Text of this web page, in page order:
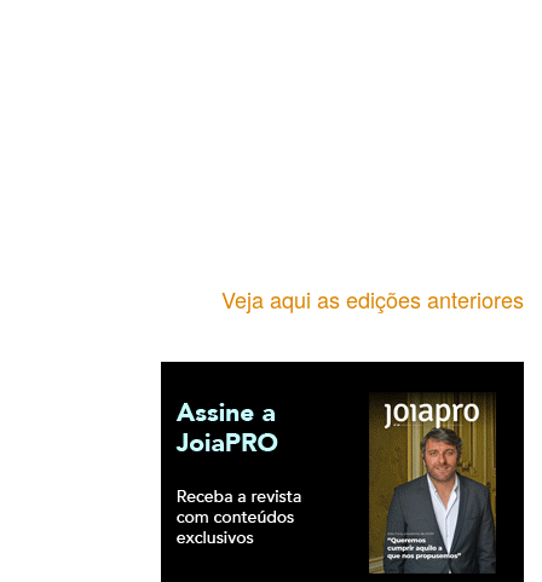
Veja aqui as edições anteriores